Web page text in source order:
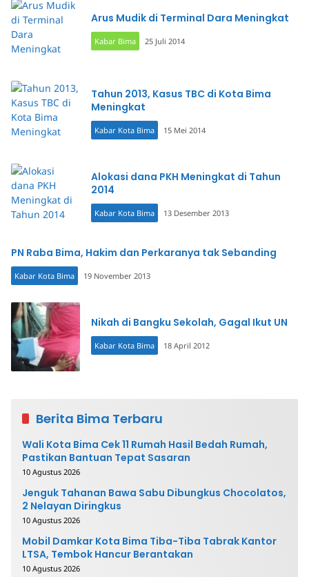
Arus Mudik di Terminal Dara Meningkat
Kabar Bima 25 Juli 2014
Tahun 2013, Kasus TBC di Kota Bima
Meningkat
Kabar Kota Bima 15 Mei 2014
Alokasi dana PKH Meningkat di Tahun
2014
Kabar Kota Bima 13 Desember 2013
PN Raba Bima, Hakim dan Perkaranya tak Sebanding
Kabar Kota Bima 19 November 2013
Nikah di Bangku Sekolah, Gagal Ikut UN
Kabar Kota Bima 18 April 2012
Berita Bima Terbaru
Wali Kota Bima Cek 11 Rumah Hasil Bedah Rumah,
Pastikan Bantuan Tepat Sasaran
10 Agustus 2026
Jenguk Tahanan Bawa Sabu Dibungkus Chocolatos,
2 Nelayan Diringkus
10 Agustus 2026
Mobil Damkar Kota Bima Tiba-Tiba Tabrak Kantor
LTSA, Tembok Hancur Berantakan
10 Agustus 2026